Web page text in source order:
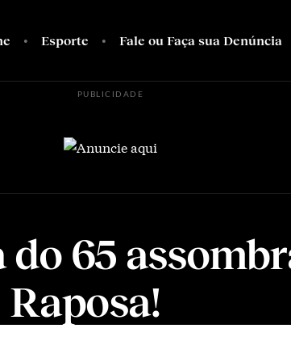
Esporte Fale ou Faça sua Denúncia
PUBLICIDADE
do 65